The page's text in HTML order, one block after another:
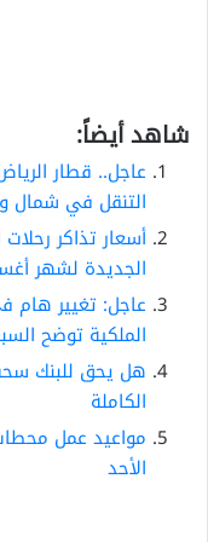
شاهد أيضاً:
عاجل.. قطار
التنقل في شمال
أسعار تذاكر
الجديدة لشهر أغسطس 2025 بعد
الملكية توضح
هل يحق للبنك سحب
الكاملة
مواعيد عمل
الأحد